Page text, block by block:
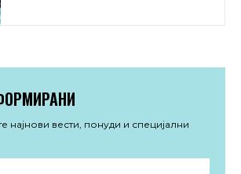
најнови вести, понуди и специјални